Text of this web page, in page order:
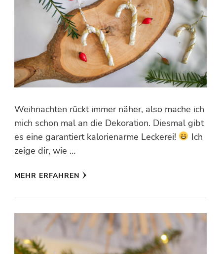
Weihnachten rückt immer näher, also mache ich
mich schon mal an die Dekoration. Diesmal gibt
es eine garantiert kalorienarme Leckerei!
Ich
zeige dir, wie …
MEHR ERFAHREN